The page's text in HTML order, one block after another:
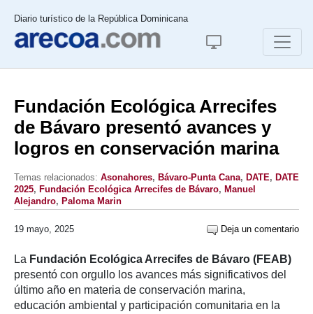
Diario turístico de la República Dominicana
Fundación Ecológica Arrecifes
de Bávaro presentó avances y
logros en conservación marina
Temas relacionados: Asonahores, Bávaro-Punta Cana, DATE, DATE
2025, Fundación Ecológica Arrecifes de Bávaro, Manuel
Alejandro, Paloma Marin
19 mayo, 2025 Deja un comentario
La Fundación Ecológica Arrecifes de Bávaro (FEAB)
presentó con orgullo los avances más significativos del
último año en materia de conservación marina,
educación ambiental y participación comunitaria en la